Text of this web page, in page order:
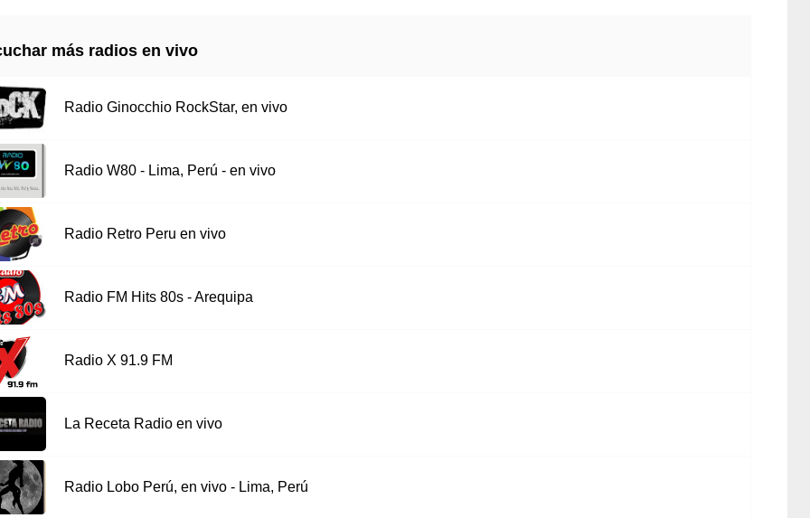
más radios en vivo
Radio Ginocchio RockStar, en vivo
Radio W80 - Lima, Perú - en vivo
Radio Retro Peru en vivo
Radio FM Hits 80s - Arequipa
Radio X 91.9 FM
La Receta Radio en vivo
Radio Lobo Perú, en vivo - Lima, Perú